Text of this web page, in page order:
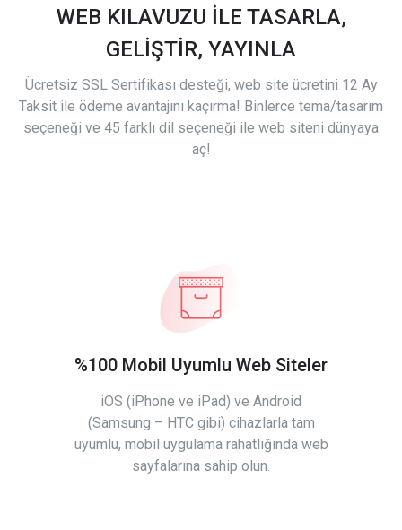
WEB KILAVUZU İLE TASARLA,
GELİŞTİR, YAYINLA
Ücretsiz SSL Sertifikası desteği, web site ücretini 12 Ay
Taksit ile ödeme avantajını kaçırma! Binlerce tema/tasarım
seçeneği ve 45 farklı dil seçeneği ile web siteni dünyaya
aç!
%100 Mobil Uyumlu Web Siteler
iOS (iPhone ve iPad) ve Android
(Samsung – HTC gibi) cihazlarla tam
uyumlu, mobil uygulama rahatlığında web
sayfalarına sahip olun.